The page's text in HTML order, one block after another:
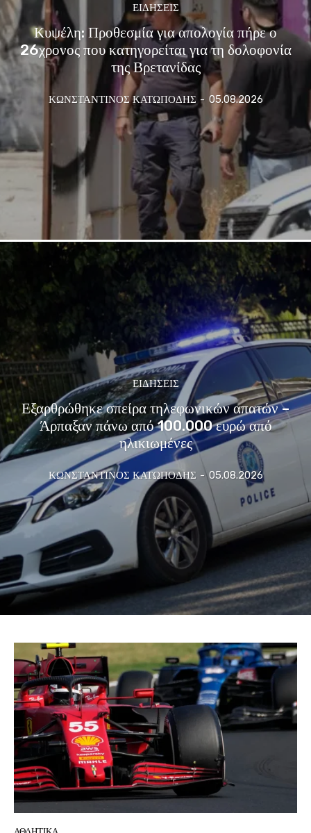
ΕΙΔΗΣΕΙΣ
Κυψέλη: Προθεσμία για απολογία πήρε ο
26χρονος που κατηγορείται για τη δολοφονία
της Βρετανίδας
ΚΩΝΣΤΑΝΤΙΝΟΣ ΚΑΤΩΠΟΔΗΣ - 05.08.2026
ΕΙΔΗΣΕΙΣ
Εξαρθρώθηκε σπείρα τηλεφωνικών απατών –
Άρπαξαν πάνω από 100.000 ευρώ από
ηλικιωμένες
ΚΩΝΣΤΑΝΤΙΝΟΣ ΚΑΤΩΠΟΔΗΣ - 05.08.2026